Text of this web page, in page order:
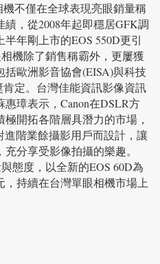
不僅在全球表現亮眼銷量稱
，從2008年起即穩居GFK調
年剛上市的EOS 550D更引
機除了銷售稱霸外，更屢獲
歐洲影音協會(EISA)與科技
定。台灣佳能資訊影像資訊
璋表示，Canon在DSLR方
開拓各階層具潛力的市場，
進階業餘攝影用戶而設計，讓
分享受影像拍攝的樂趣。
態度，以全新的EOS 60D為
持續在台灣單眼相機市場上